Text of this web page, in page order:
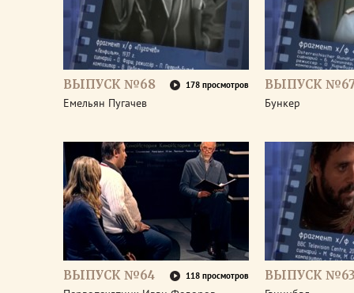
ВЫПУСК №68 178 просмотров
Емельян Пугачев
ВЫПУСК
Бункер
ВЫПУСК №64 118 просмотров ВЫПУСК